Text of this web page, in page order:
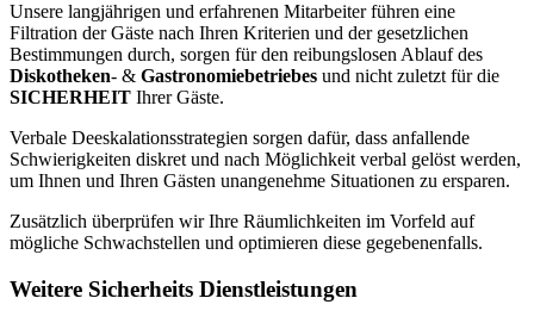
Unsere langjährigen und erfahrenen Mitarbeiter führen eine
Filtration der Gäste nach Ihren Kriterien und der gesetzlichen
Bestimmungen durch, sorgen für den reibungslosen Ablauf des
Diskotheken- & Gastronomiebetriebes und nicht zuletzt für die
SICHERHEIT Ihrer Gäste.
Verbale Deeskalationsstrategien sorgen dafür, dass anfallende
Schwierigkeiten diskret und nach Möglichkeit verbal gelöst werden,
um Ihnen und Ihren Gästen unangenehme Situationen zu ersparen.
Zusätzlich überprüfen wir Ihre Räumlichkeiten im Vorfeld auf
mögliche Schwachstellen und optimieren diese gegebenenfalls.
Weitere Sicherheits Dienstleistungen